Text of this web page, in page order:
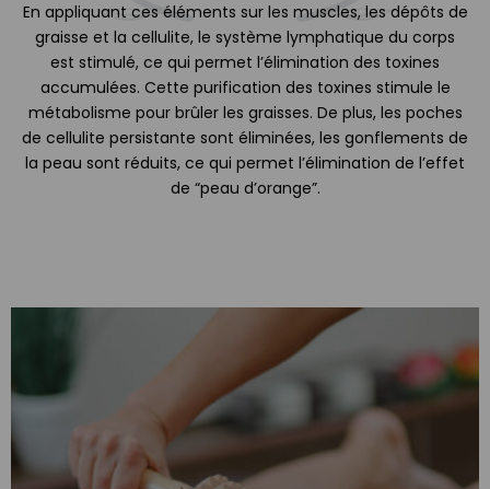
En appliquant ces éléments sur les muscles, les dépôts de
graisse et la cellulite, le système lymphatique du corps
est stimulé, ce qui permet l’élimination des toxines
accumulées. Cette purification des toxines stimule le
métabolisme pour brûler les graisses. De plus, les poches
de cellulite persistante sont éliminées, les gonflements de
la peau sont réduits, ce qui permet l’élimination de l’effet
de “peau d’orange”.